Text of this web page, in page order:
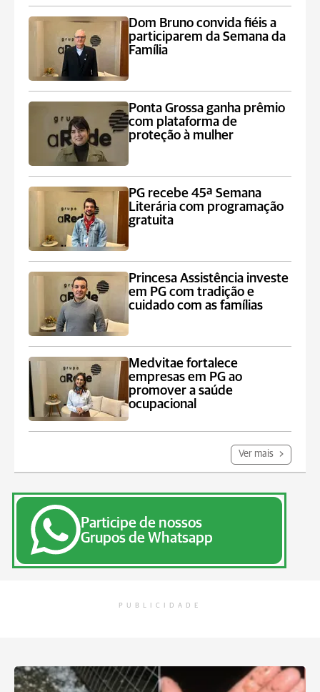
Dom Bruno convida fiéis a
participarem da Semana da
Família
Ponta Grossa ganha prêmio
com plataforma de
proteção à mulher
PG recebe 45ª Semana
Literária com programação
gratuita
Princesa Assistência investe
em PG com tradição e
cuidado com as famílias
Medvitae fortalece
empresas em PG ao
promover a saúde
ocupacional
Ver mais
Participe de nossos
Grupos de Whatsapp
PUBLICIDADE